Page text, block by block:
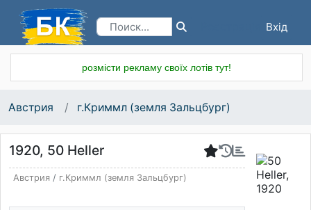
Вхід
розмісти рекламу своїх лотів тут!
Австрия г.Криммл (земля Зальцбург)
1920, 50 Heller
Австрия/ г.Криммл (земля Зальцбург)